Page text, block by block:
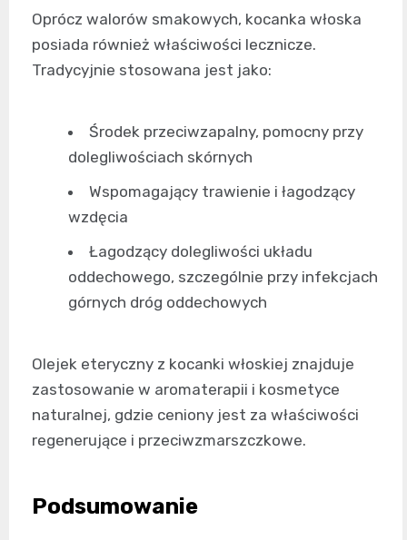
Oprócz walorów smakowych, kocanka włoska
posiada również właściwości lecznicze.
Tradycyjnie stosowana jest jako:
Środek przeciwzapalny, pomocny przy
dolegliwościach skórnych
Wspomagający trawienie i łagodzący
wzdęcia
Łagodzący dolegliwości układu
oddechowego, szczególnie przy infekcjach
górnych dróg oddechowych
Olejek eteryczny z kocanki włoskiej znajduje
zastosowanie w aromaterapii i kosmetyce
naturalnej, gdzie ceniony jest za właściwości
regenerujące i przeciwzmarszczkowe.
Podsumowanie